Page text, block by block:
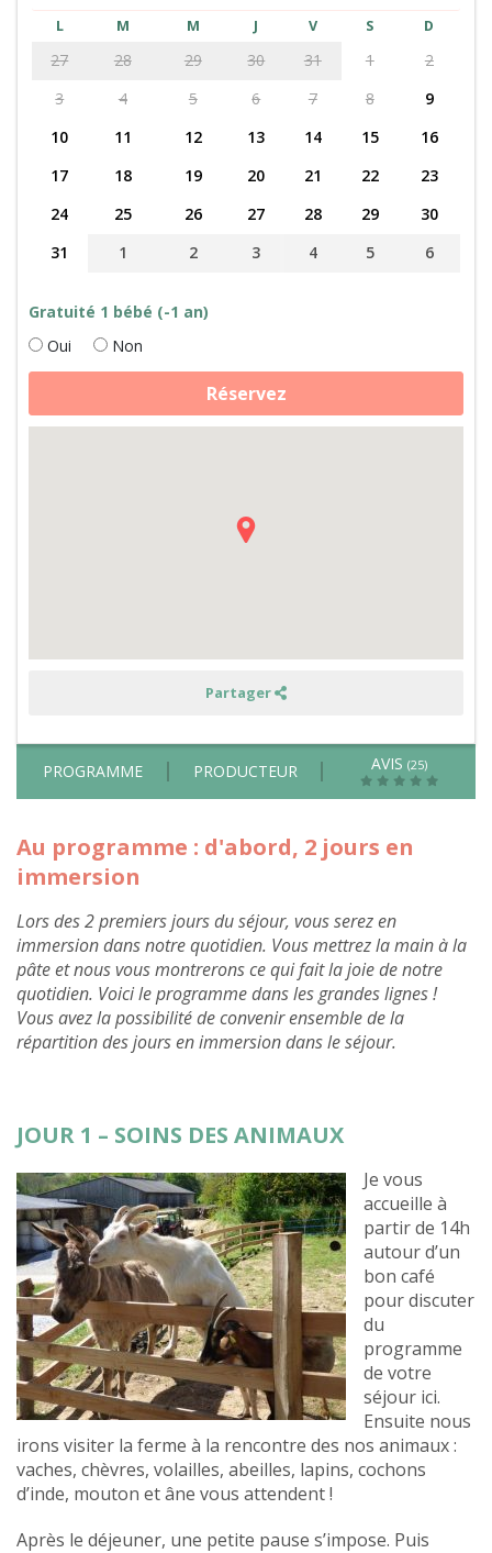
PROGRAMME PRODUCTEUR AVIS (25)
Au programme : d'abord, 2 jours en
immersion
Lors des 2 premiers jours du séjour, vous serez en
immersion dans notre quotidien. Vous mettrez la main à la
pâte et nous vous montrerons ce qui fait la joie de notre
quotidien. Voici le programme dans les grandes lignes !
Vous avez la possibilité de convenir ensemble de la
répartition des jours en immersion dans le séjour.
JOUR 1 – SOINS DES ANIMAUX
Je vous
accueille à
partir de 14h
autour d’un
bon café
pour discuter
du
programme
de votre
séjour ici.
Ensuite nous
irons visiter la ferme à la rencontre des nos animaux :
vaches, chèvres, volailles, abeilles, lapins, cochons
d’inde, mouton et âne vous attendent !
Après le déjeuner, une petite pause s’impose. Puis
L M M J V S D
27 28 29 30 31 1
2
3
4 5 6 7 8
9
10
11 12 13 14 15
16
17
18 19 20 21 22
23
24
25 26 27 28 29
30
31
1 2 3 4 5 6
Gratuité 1 bébé (-1 an)
Oui
Non
quantité
Soins
des
Réservez
Partager